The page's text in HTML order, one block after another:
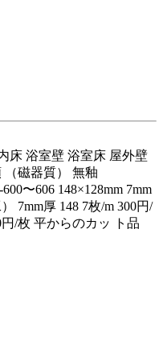
床 浴室壁 浴室床 屋外壁
（磁器質） 無釉
〜606 148×128mm 7mm
7mm厚 148 7枚/m 300円/
/枚 平からのカッ ト品